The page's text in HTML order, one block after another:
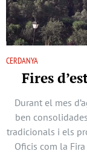
CERDANYA
Fires
Durant el mes
ben
tradicionals i els
Oficis com la